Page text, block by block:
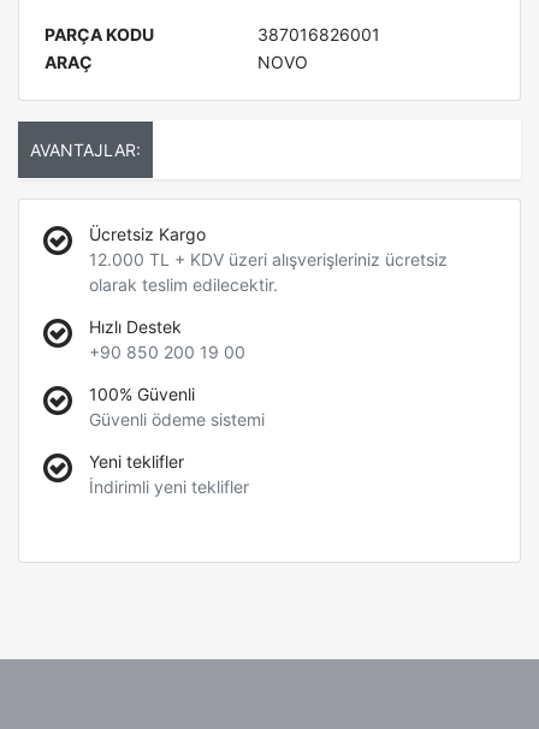
PARÇA KODU
387016826001
ARAÇ
NOVO
AVANTAJLAR:
Ücretsiz Kargo
12.000 TL + KDV üzeri alışverişleriniz ücretsiz
olarak teslim edilecektir.
Hızlı Destek
+90 850 200 19 00
100% Güvenli
Güvenli ödeme sistemi
Yeni teklifler
İndirimli yeni teklifler